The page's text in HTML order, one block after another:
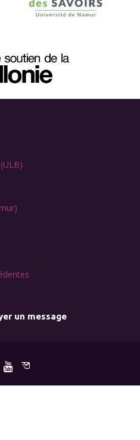
un message